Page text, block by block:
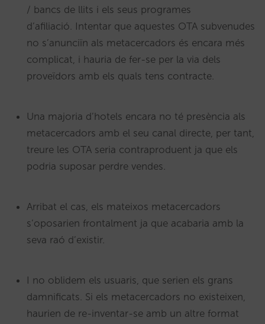
/ bancs de llits i els seus programes
d’afiliació. Intentar que aquestes OTA subvenudes
no s’anunciïn als metacercadors és encara més
complicat, i hauria de fer-se per la via dels
proveïdors amb els quals tens contracte.
Una majoria d’hotels encara no té presència als
metacercadors amb el seu canal directe, per tant,
treure les OTA seria contraproduent ja que els
podria suposar perdre vendes.
Arribat el cas, els mateixos metacercadors
s’oposarien frontalment ja que acabaria amb la
seva raó d’existir.
I no oblidem els usuaris, que serien els grans
damnificats. Si els metacercadors no existeixen,
haurien de re-inventar-se amb un altre format